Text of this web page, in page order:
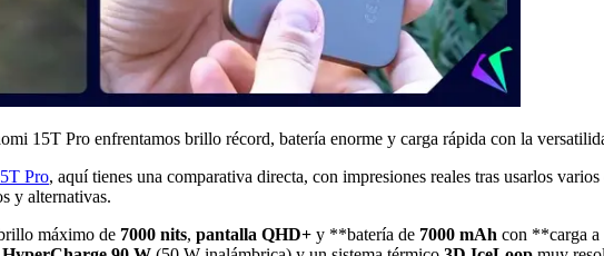
15T Pro enfrentamos brillo récord, batería enorme y carga rápida con la
Pro, aquí tienes una comparativa directa, con impresiones reales tras usarlos
y alternativas.
máximo de 7000 nits, pantalla QHD+ y **batería de 7000 mAh con **carga a